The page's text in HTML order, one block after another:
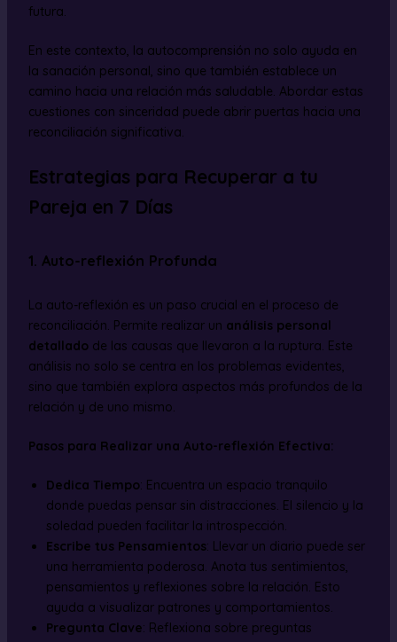
futura.
En este contexto, la autocomprensión no solo ayuda en
la sanación personal, sino que también establece un
camino hacia una relación más saludable. Abordar estas
cuestiones con sinceridad puede abrir puertas hacia una
reconciliación significativa.
Estrategias para Recuperar a tu
Pareja en 7 Días
1. Auto-reflexión Profunda
La auto-reflexión es un paso crucial en el proceso de
reconciliación. Permite realizar un análisis personal
detalladode las causas que llevaron a la ruptura. Este
análisis no solo se centra en los problemas evidentes,
sino que también explora aspectos más profundos de la
relación y de uno mismo.
Pasos para Realizar una Auto-reflexión Efectiva:
Dedica Tiempo: Encuentra un espacio tranquilo
donde puedas pensar sin distracciones. El silencio y la
soledad pueden facilitar la introspección.
Escribe tus Pensamientos: Llevar un diario puede ser
una herramienta poderosa. Anota tus sentimientos,
pensamientos y reflexiones sobre la relación. Esto
ayuda a visualizar patrones y comportamientos.
Pregunta Clave: Reflexiona sobre preguntas